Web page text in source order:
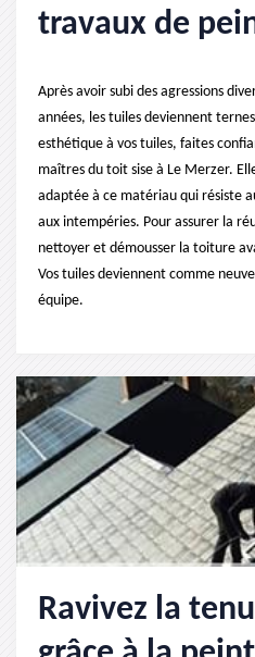
travaux de
Après avoir subi des agressions
années, les tuiles deviennent
esthétique à vos tuiles, faites
maîtres du toit sise à Le Merzer.
adaptée à ce matériau qui résiste
aux intempéries. Pour assurer la
nettoyer et démousser la toiture
Vos tuiles deviennent comme
équipe.
Ravivez la